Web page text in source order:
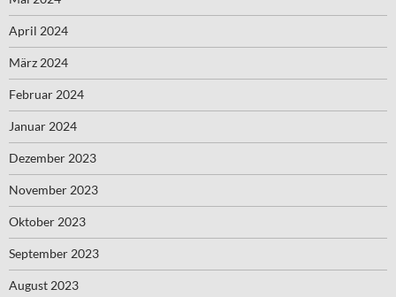
April 2024
März 2024
Februar 2024
Januar 2024
Dezember 2023
November 2023
Oktober 2023
September 2023
August 2023